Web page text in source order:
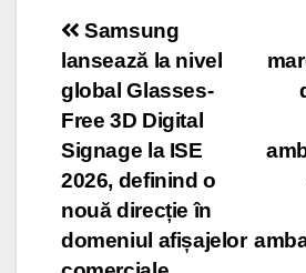
Post
navigation
Samsung
lansează la nivel
global Glasses-
Free 3D Digital
Signage la ISE
2026, definind o
nouă direcție în
domeniul afișajelor